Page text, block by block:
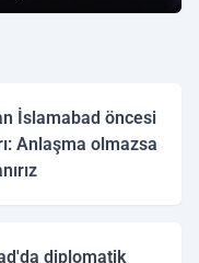
İslamabad öncesi
Anlaşma olmazsa
diplomatik